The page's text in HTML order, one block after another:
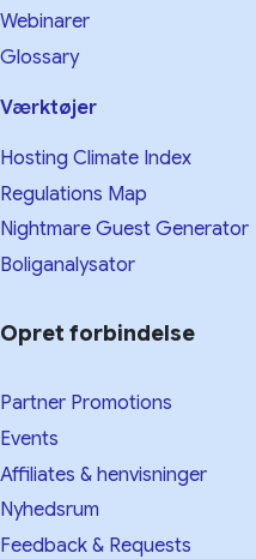
Webinarer
Glossary
Værktøjer
Hosting Climate Index
Regulations Map
Nightmare Guest Generator
Boliganalysator
Opret forbindelse
Partner Promotions
Events
Affiliates & henvisninger
Nyhedsrum
Feedback & Requests